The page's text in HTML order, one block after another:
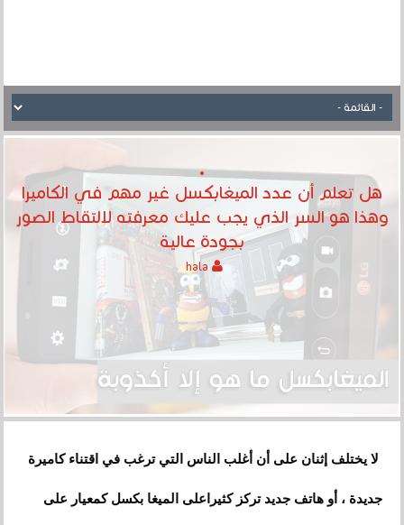
هل تعلم أن عدد الميغابكسل غير مهم في الكاميرا
وهذا هو السر الذي يجب عليك معرفته لالتقاط الصور
بجودة عالية
لا يختلف إثنان على أن أغلب الناس التي ترغب في اقتناء كاميرة
جديدة ، أو هاتف جديد تركز كثيراعلى الميغا بكسل كمعيار على